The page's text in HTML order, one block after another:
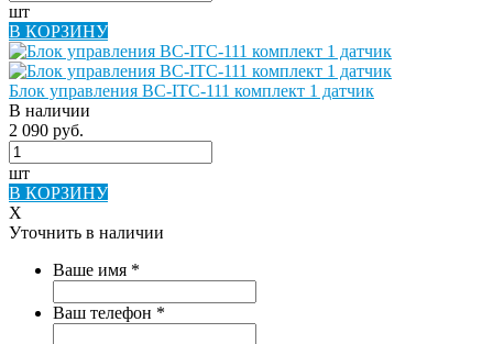
шт
В КОРЗИНУ
Блок управления BC-ITC-111 комплект 1 датчик
В наличии
2 090 руб.
шт
В КОРЗИНУ
X
Уточнить в наличии
Ваше имя *
Ваш телефон *